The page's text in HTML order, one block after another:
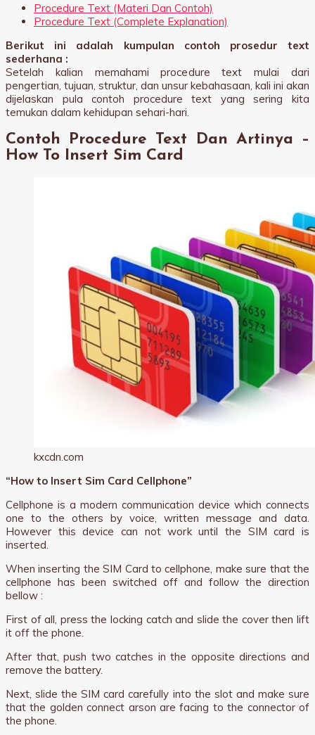
Procedure Text (Materi Dan Contoh)
Procedure Text (Complete Explanation)
Berikut ini adalah kumpulan contoh prosedur text
sederhana :
Setelah kalian memahami procedure text mulai dari
pengertian, tujuan, struktur, dan unsur kebahasaan, kali ini akan
dijelaskan pula contoh procedure text yang sering kita
temukan dalam kehidupan sehari-hari.
Contoh Procedure Text Dan Artinya –
How To Insert Sim Card
kxcdn.com
“How to Insert Sim Card Cellphone”
Cellphone is a modern communication device which connects
one to the others by voice, written message and data.
However this device can not work until the SIM card is
inserted.
When inserting the SIM Card to cellphone, make sure that the
cellphone has been switched off and follow the direction
bellow :
First of all, press the locking catch and slide the cover then lift
it off the phone.
After that, push two catches in the opposite directions and
remove the battery.
Next, slide the SIM card carefully into the slot and make sure
that the golden connect arson are facing to the connector of
the phone.